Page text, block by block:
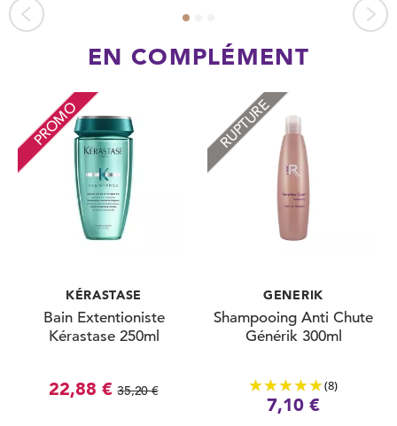
EN COMPLÉMENT
PROMO
KÉRASTASE
Bain Extentioniste
Kérastase 250ml
22,88 € 35,20 €
RUPTURE
GENERIK
Shampooing Anti Chute
Générik 300ml
(8)
7,10 €